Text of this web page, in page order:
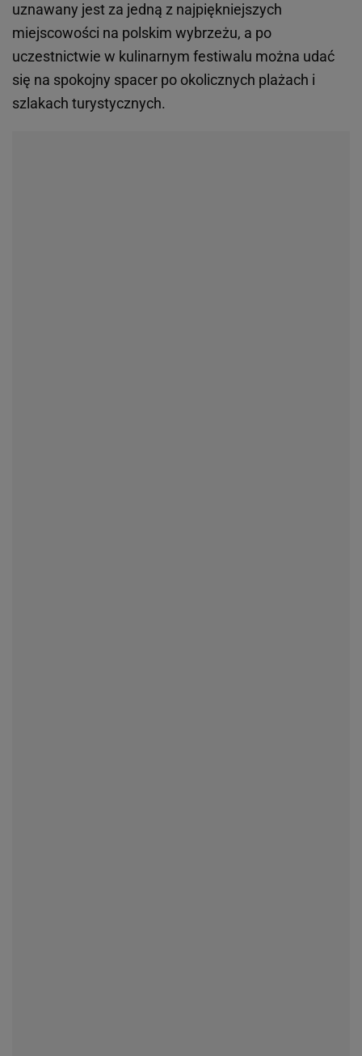
uznawany jest za jedną z najpiękniejszych
miejscowości na polskim wybrzeżu, a po
uczestnictwie w kulinarnym festiwalu można udać
się na spokojny spacer po okolicznych plażach i
szlakach turystycznych.